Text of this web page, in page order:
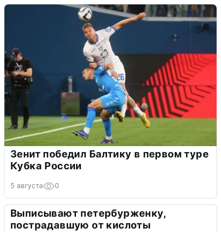
Зенит победил Балтику в первом туре
Кубка России
5 августа 0
Выписывают петербурженку,
пострадавшую от кислоты